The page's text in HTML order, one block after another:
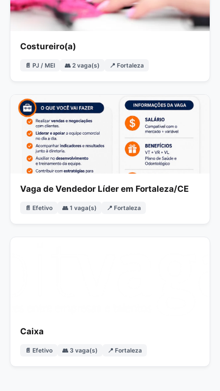
Costureiro(a)
📄 PJ / MEI 👥 2 vaga(s) 📍 Fortaleza
Vaga de Vendedor Líder em Fortaleza/CE
📄 Efetivo 👥 1 vaga(s) 📍 Fortaleza
Caixa
📄 Efetivo 👥 3 vaga(s) 📍 Fortaleza